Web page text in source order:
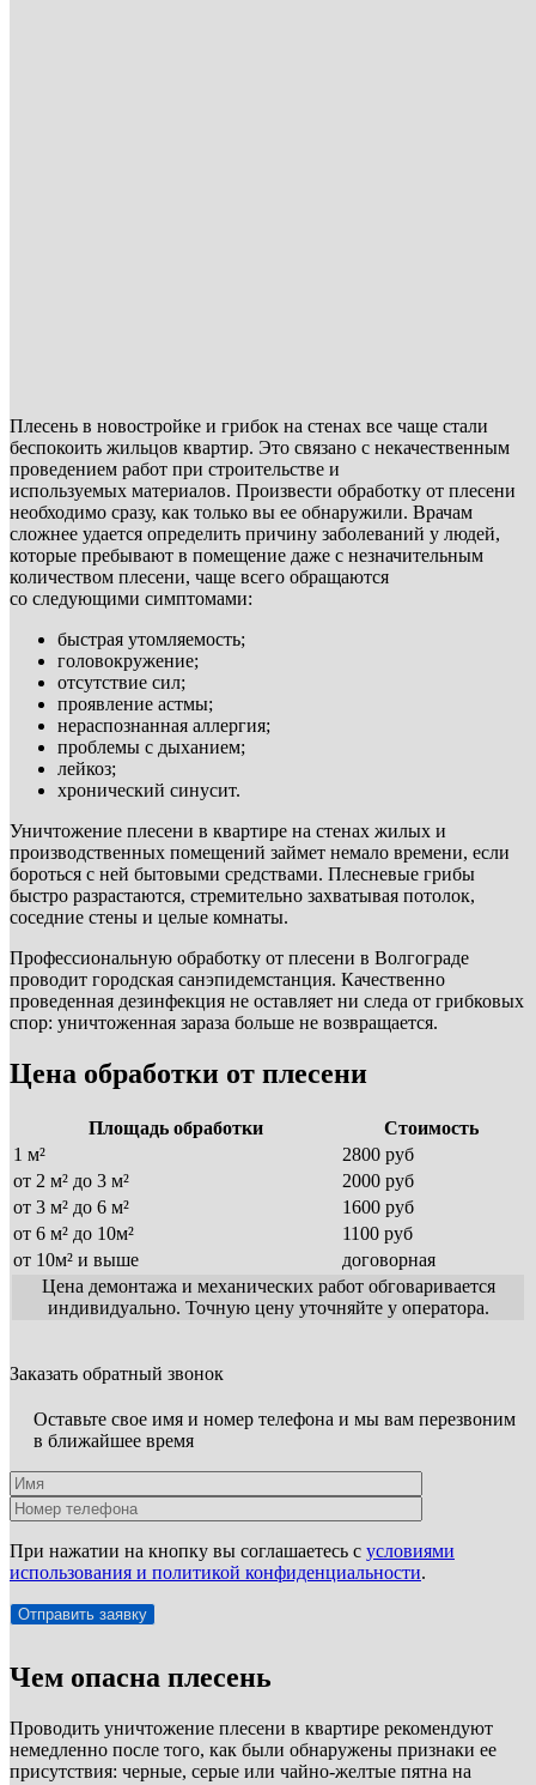
Плесень в новостройке и грибок на стенах все чаще стали
беспокоить жильцов квартир. Это связано с некачественным
проведением работ при строительстве и
используемых материалов. Произвести обработку от плесени
необходимо сразу, как только вы ее обнаружили. Врачам
сложнее удается определить причину заболеваний у людей,
которые пребывают в помещение даже с незначительным
количеством плесени, чаще всего обращаются
со следующими симптомами:
быстрая утомляемость;
головокружение;
отсутствие сил;
проявление астмы;
нераспознанная аллергия;
проблемы с дыханием;
лейкоз;
хронический синусит.
Уничтожение плесени в квартире на стенах жилых и
производственных помещений займет немало времени, если
бороться с ней бытовыми средствами. Плесневые грибы
быстро разрастаются, стремительно захватывая потолок,
соседние стены и целые комнаты.
Профессиональную обработку от плесени в Волгограде
проводит городская санэпидемстанция. Качественно
проведенная дезинфекция не оставляет ни следа от грибковых
спор: уничтоженная зараза больше не возвращается.
Цена обработки от плесени
Площадь обработки
Стоимость
1 м²
2800 руб
от 2 м² до 3 м²
2000 руб
от 3 м² до 6 м²
1600 руб
от 6 м² до 10м²
1100 руб
от 10м² и выше
договорная
Цена демонтажа и механических работ обговаривается
индивидуально. Точную цену уточняйте у оператора.
Заказать обратный звонок
Оставьте свое имя и номер телефона и мы вам перезвоним
в ближайшее время
При нажатии на кнопку вы соглашаетесь с условиями
использования и политикой конфиденциальности.
Чем опасна плесень
Проводить уничтожение плесени в квартире рекомендуют
немедленно после того, как были обнаружены признаки ее
присутствия: черные, серые или чайно-желтые пятна на